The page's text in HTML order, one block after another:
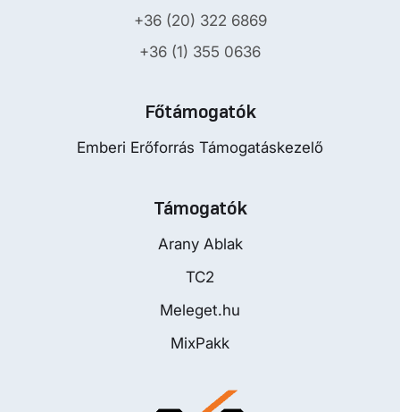
+36 (20) 322 6869
+36 (1) 355 0636
Főtámogatók
Emberi Erőforrás Támogatáskezelő
Támogatók
Arany Ablak
TC2
Meleget.hu
MixPakk